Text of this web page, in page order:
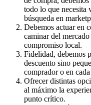
todo lo que necesita
búsqueda en
Debemos actuar en
caminar del
compromiso local.
Fidelidad, debemos
descuento sino
comprador o en
Ofrecer distintas
al máximo la
punto crítico.